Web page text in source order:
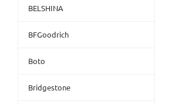
BELSHINA
BFGoodrich
Boto
Bridgestone